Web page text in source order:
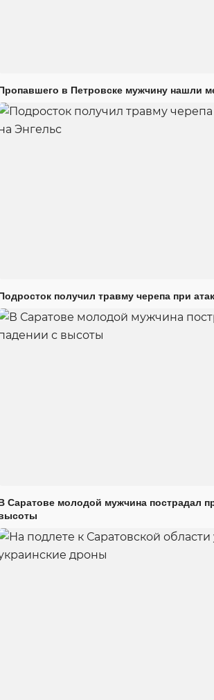
в Петровске мужчину нашли
получил травму черепа при
Саратове молодой мужчина пострадал